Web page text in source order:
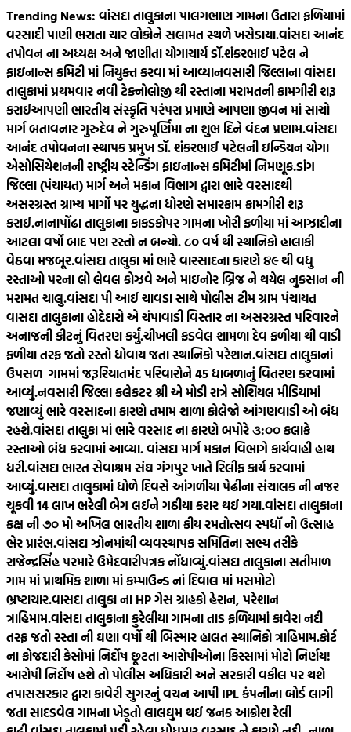
Skip
to
content
Trending News: વાંસદા તાલુકાના પાલગભાણ ગામના ઉતારા ફળિયામાં
વરસાદી પાણી ભરાતા ચાર લોકોને સલામત સ્થળે ખસેડાયા.વાંસદા આનંદ
તપોવન ના અધ્યક્ષ અને જાણીતા યોગાચાર્ય ડૉ.શંકરભાઈ પટેલ ને
ફાઇનાન્સ કમિટી માં નિયુક્ત કરવા માં આવ્યાનવસારી જિલ્લાના વાંસદા
તાલુકામાં પ્રથમવાર નવી ટેક્નોલોજી થી રસ્તાના મરામતની કામગીરી શરૂ
કરાઈઆપણી ભારતીય સંસ્કૃતિ પરંપરા પ્રમાણે આપણા જીવન માં સાચો
માર્ગ બતાવનાર ગુરુદેવ ને ગુરુપૂર્ણિમા ના શુભ દિને વંદન પ્રણામ.વાંસદા
આનંદ તપોવનના સ્થાપક પ્રમુખ ડૉ. શંકરભાઈ પટેલની ઇન્ડિયન યોગા
એસોસિયેશનની રાષ્ટ્રીય સ્ટેન્ડિંગ ફાઇનાન્સ કમિટીમાં નિમણૂક.ડાંગ
જિલ્લા (પંચાયત) માર્ગ અને મકાન વિભાગ દ્વારા ભારે વરસાદથી
અસરગ્રસ્ત ગ્રામ્ય માર્ગો પર યુદ્ધના ધોરણે સમારકામ કામગીરી શરૂ
કરાઈ.નાનાપોંઢા તાલુકાના કાકડકોપર ગામના ખોરી ફળીયા માં આઝાદીના
આટલા વર્ષો બાદ પણ રસ્તો ન બન્યો. ૮૦‌ વર્ષ થી સ્થાનિકો હાલાકી
વેઠવા મજબૂર.વાંસદા તાલુકા માં ભારે વારસાદના કારણે ૪૯ થી વધુ
રસ્તાઓ પરના લો લેવલ કોઝવે અને માઇનોર બ્રિજ ને થયેલ નુકસાન ની
મરામત ચાલુ.વાંસદા પી આઈ ચાવડા સાથે પોલીસ ટીમ ગ્રામ પંચાયત
વાસદા તાલુકાના હોદ્દેદારો એ ચંપાવાડી વિસ્તાર ના અસરગ્રસ્ત પરિવારને
અનાજની કીટનું વિતરણ કર્યું.ચીખલી ફડવેલ શામળા દેવ ફળીયા થી વાડી
ફળીયા તરફ જતો રસ્તો ધોવાય જતા સ્થાનિકો પરેશાન.વાંસદા તાલુકાનાં
ઉપસળ ગામમાં જરૂરિયાતમંદ પરિવારોને 45 ધાબળાનું વિતરણ કરવામાં
આવ્યું.નવસારી જિલ્લા કલેકટર શ્રી એ મોડી રાત્રે સોશિયલ મીડિયામાં
જણાવ્યું ભારે વરસાદના કારણે તમામ શાળા કોલેજો આંગણવાડી ઓ બંધ
રહશે.વાંસદા તાલુકા માં ભારે વરસાદ ના કારણે બપોરે ૩:૦૦ કલાકે
રસ્તાઓ બંધ કરવામાં આવ્યા. વાંસદા માર્ગ મકાન વિભાગે કાર્યવાહી હાથ
ધરી.વાંસદા ભારત સેવાશ્રમ સંઘ ગંગપુર ખાતે રિલીફ કાર્ય કરવામાં
આવ્યું.વાસદા તાલુકામાં ધોળે દિવસે આંગળીયા પેઢીના સંચાલક ની નજર
ચૂકવી 14 લાખ ભરેલી બેગ લઈને ગઠીયા કરાર થઈ ગયા.વાંસદા તાલુકાના
કક્ષ ની ૭૦ મો અખિલ ભારતીય શાળા કીય રમતોત્સવ સ્પધૉ નો ઉત્સાહ
ભેર પ્રારંભ.વાંસદા ઝોનમાંથી વ્યવસ્થાપક સમિતિના સભ્ય તરીકે
રાજેન્દ્રસિંહ પરમારે ઉમેદવારીપત્રક નોંધાવ્યું.વાંસદા તાલુકાના સતીમાળ
ગામ માં પ્રાથમિક શાળા માં કમ્પાઉન્ડ નાં દિવાલ માં મસમોટો
ભ્રષ્ટાચાર.વાસદા તાલુકા ના HP ગેસ ગ્રાહકો હેરાન, પરેશાન
ત્રાહિમામ.વાંસદા તાલુકાના કુરેલીયા ગામના તાડ ફળિયામાં કાવેરા નદી
તરફ જતો રસ્તા ની ઘણા વર્ષો થી બિસ્માર હાલત સ્થાનિકો ત્રાહિમામ.કોર્ટ
ના ફોજદારી કેસોમાં નિર્દોષ છૂટતા આરોપીઓના કિસ્સામાં મોટો નિર્ણય!
આરોપી નિર્દોષ હશે તો પોલીસ અધિકારી અને સરકારી વકીલ પર થશે
તપાસસરકાર દ્વારા કાવેરી સુગરનું વચન આપી IPL કંપનીના બોર્ડ લાગી
જતા સાદડવેલ ગામના ખેડૂતો લાલઘુમ થઈ જનક આક્રોશ રેલી